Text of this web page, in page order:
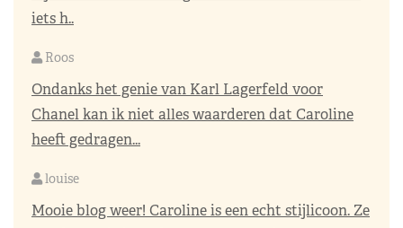
iets h..
Roos
Ondanks het genie van Karl Lagerfeld voor
Chanel kan ik niet alles waarderen dat Caroline
heeft gedragen...
louise
Mooie blog weer! Caroline is een echt stijlicoon. Ze